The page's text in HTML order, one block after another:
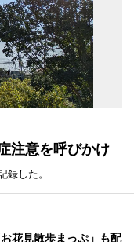
注意を呼びかけ
した。
花見散歩まっぷ」も配